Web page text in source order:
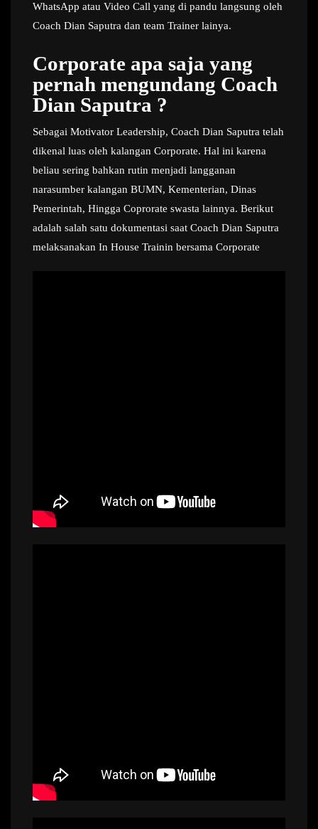
WhatsApp atau Video Call yang di pandu langsung oleh
Coach Dian Saputra dan team Trainer lainya.
Corporate apa saja yang
pernah mengundang Coach
Dian Saputra ?
Sebagai Motivator Leadership, Coach Dian Saputra telah
dikenal luas oleh kalangan Corporate. Hal ini karena
beliau sering bahkan rutin menjadi langganan
narasumber kalangan BUMN, Kementerian, Dinas
Pemerintah, Hingga Coprorate swasta lainnya. Berikut
adalah salah satu dokumentasi saat Coach Dian Saputra
melaksanakan In House Trainin bersama Corporate